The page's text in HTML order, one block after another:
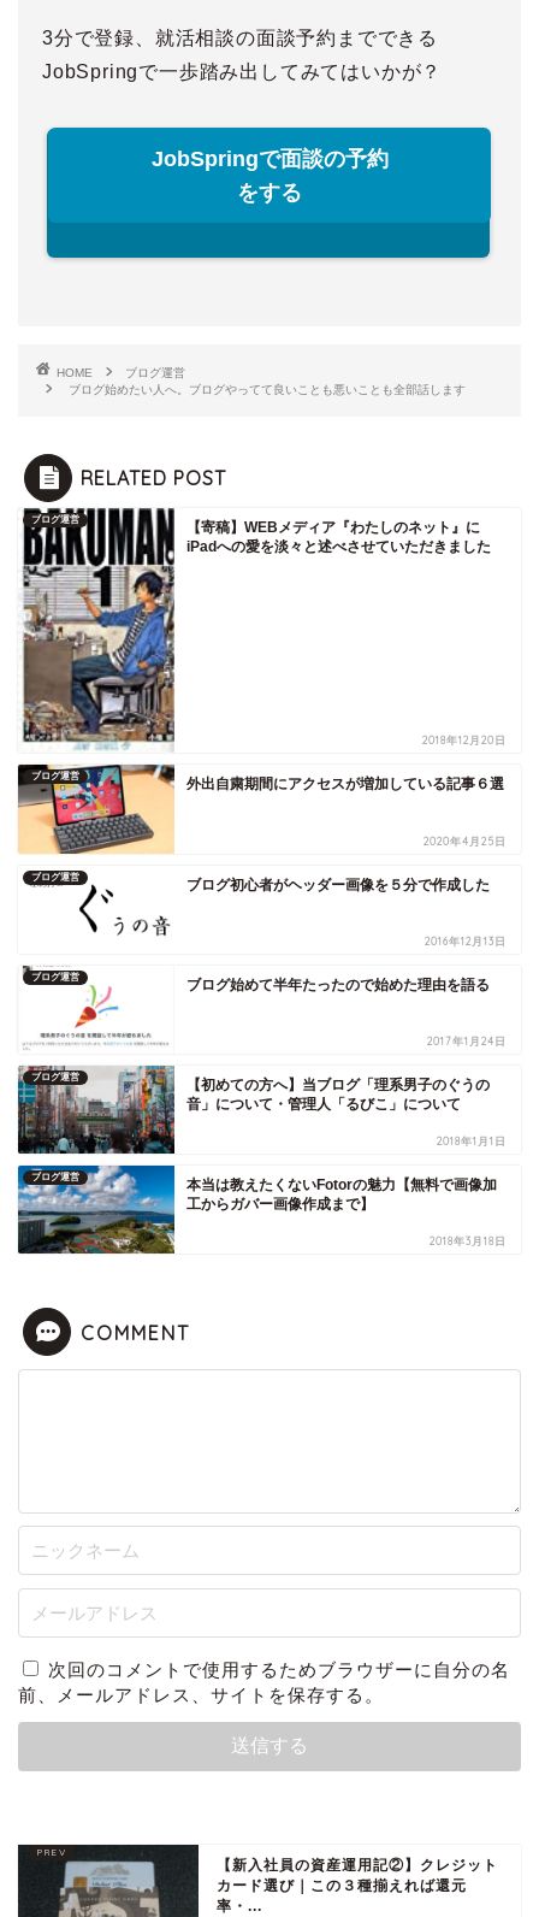
3分で登録、就活相談の面談予約までできる
JobSpringで一歩踏み出してみてはいかが？
JobSpringで面談の予約
をする
HOME
ブログ運営
ブログ始めたい人へ。ブログやってて良いことも悪いことも全部話します
RELATED POST
ブログ運営
【寄稿】WEBメディア『わたしのネット』に
iPadへの愛を淡々と述べさせていただきました
2018年12月20日
ブログ運営 外出自粛期間にアクセスが増加している記事６選
2020年4月25日
ブログ運営 ブログ初心者がヘッダー画像を５分で作成した
2016年12月13日
ブログ運営 ブログ始めて半年たったので始めた理由を語る
2017年1月24日
ブログ運営
【初めての方へ】当ブログ「理系男子のぐうの
音」について・管理人「るびこ」について
2018年1月1日
ブログ運営
本当は教えたくないFotorの魅力【無料で画像加
工からガバー画像作成まで】
2018年3月18日
COMMENT
次回のコメントで使用するためブラウザーに自分の名
前、メールアドレス、サイトを保存する。
【新入社員の資産運用記②】クレジット
カード選び｜この３種揃えれば還元
率・...